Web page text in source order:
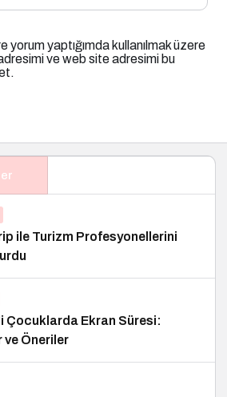
yorum yaptığımda kullanılmak üzere
ve web site adresimi bu
ile Turizm Profesyonellerini
Çocuklarda Ekran Süresi:
ve Öneriler